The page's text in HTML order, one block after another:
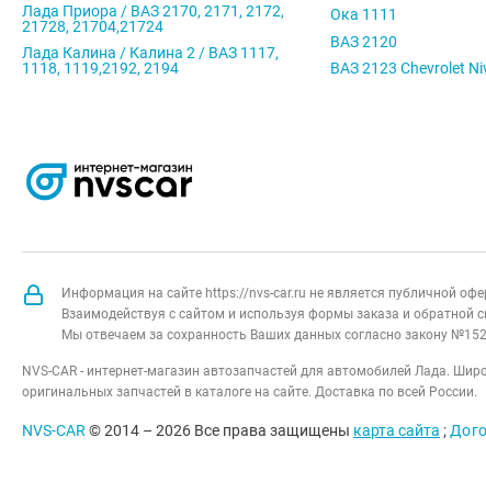
Лада Приора / ВАЗ 2170, 2171, 2172,
21728, 21704,21724
Лада Калина / Калина 2 / ВАЗ 1117,
1118, 1119,2192, 2194
Ока 1111
ВАЗ 2120
ВАЗ 2123 Chevrolet
Информация на сайте https://nvs-car.ru не является публичной
Взаимодействуя с сайтом и используя формы заказа и обратной
Мы отвечаем за сохранность Ваших данных согласно закону
NVS-CAR - интернет-магазин автозапчастей для автомобилей Лада.
оригинальных запчастей в каталоге на сайте. Доставка по всей России.
NVS-CAR © 2014 – 2026 Все права защищены карта сайта ;